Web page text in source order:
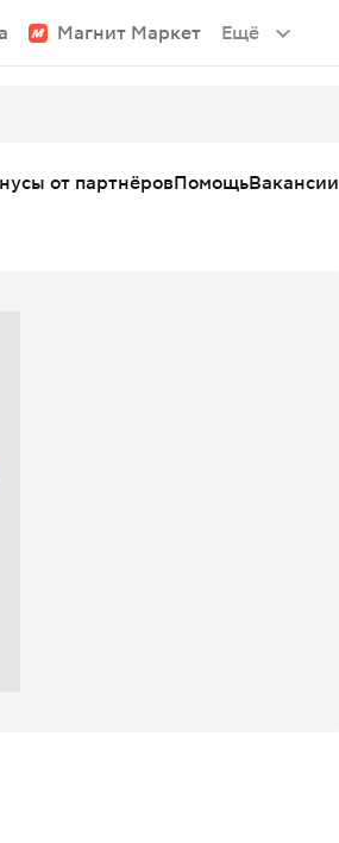
Магнит Маркет Ещё
от партнёровПомощьВакансии